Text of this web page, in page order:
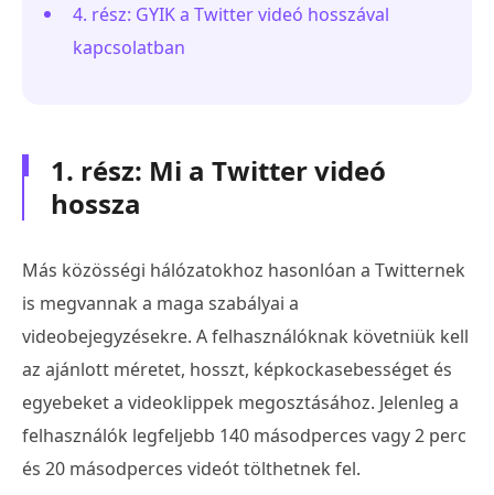
4. rész: GYIK a Twitter videó hosszával
kapcsolatban
1. rész: Mi a Twitter videó
hossza
Más közösségi hálózatokhoz hasonlóan a Twitternek
is megvannak a maga szabályai a
videobejegyzésekre. A felhasználóknak követniük kell
az ajánlott méretet, hosszt, képkockasebességet és
egyebeket a videoklippek megosztásához. Jelenleg a
felhasználók legfeljebb 140 másodperces vagy 2 perc
és 20 másodperces videót tölthetnek fel.